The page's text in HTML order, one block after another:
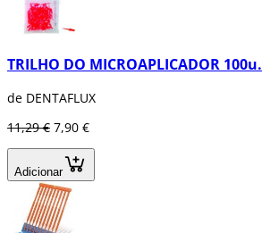
TRILHO DO MICROAPLICADOR 100u.
de DENTAFLUX
11,29 € 7,90 €
Adicionar